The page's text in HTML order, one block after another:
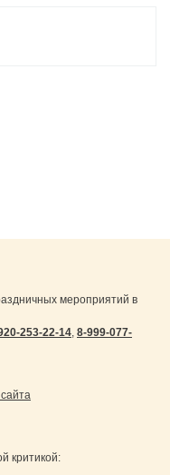
мероприятий в
253-22-14, 8-999-077-
критикой: